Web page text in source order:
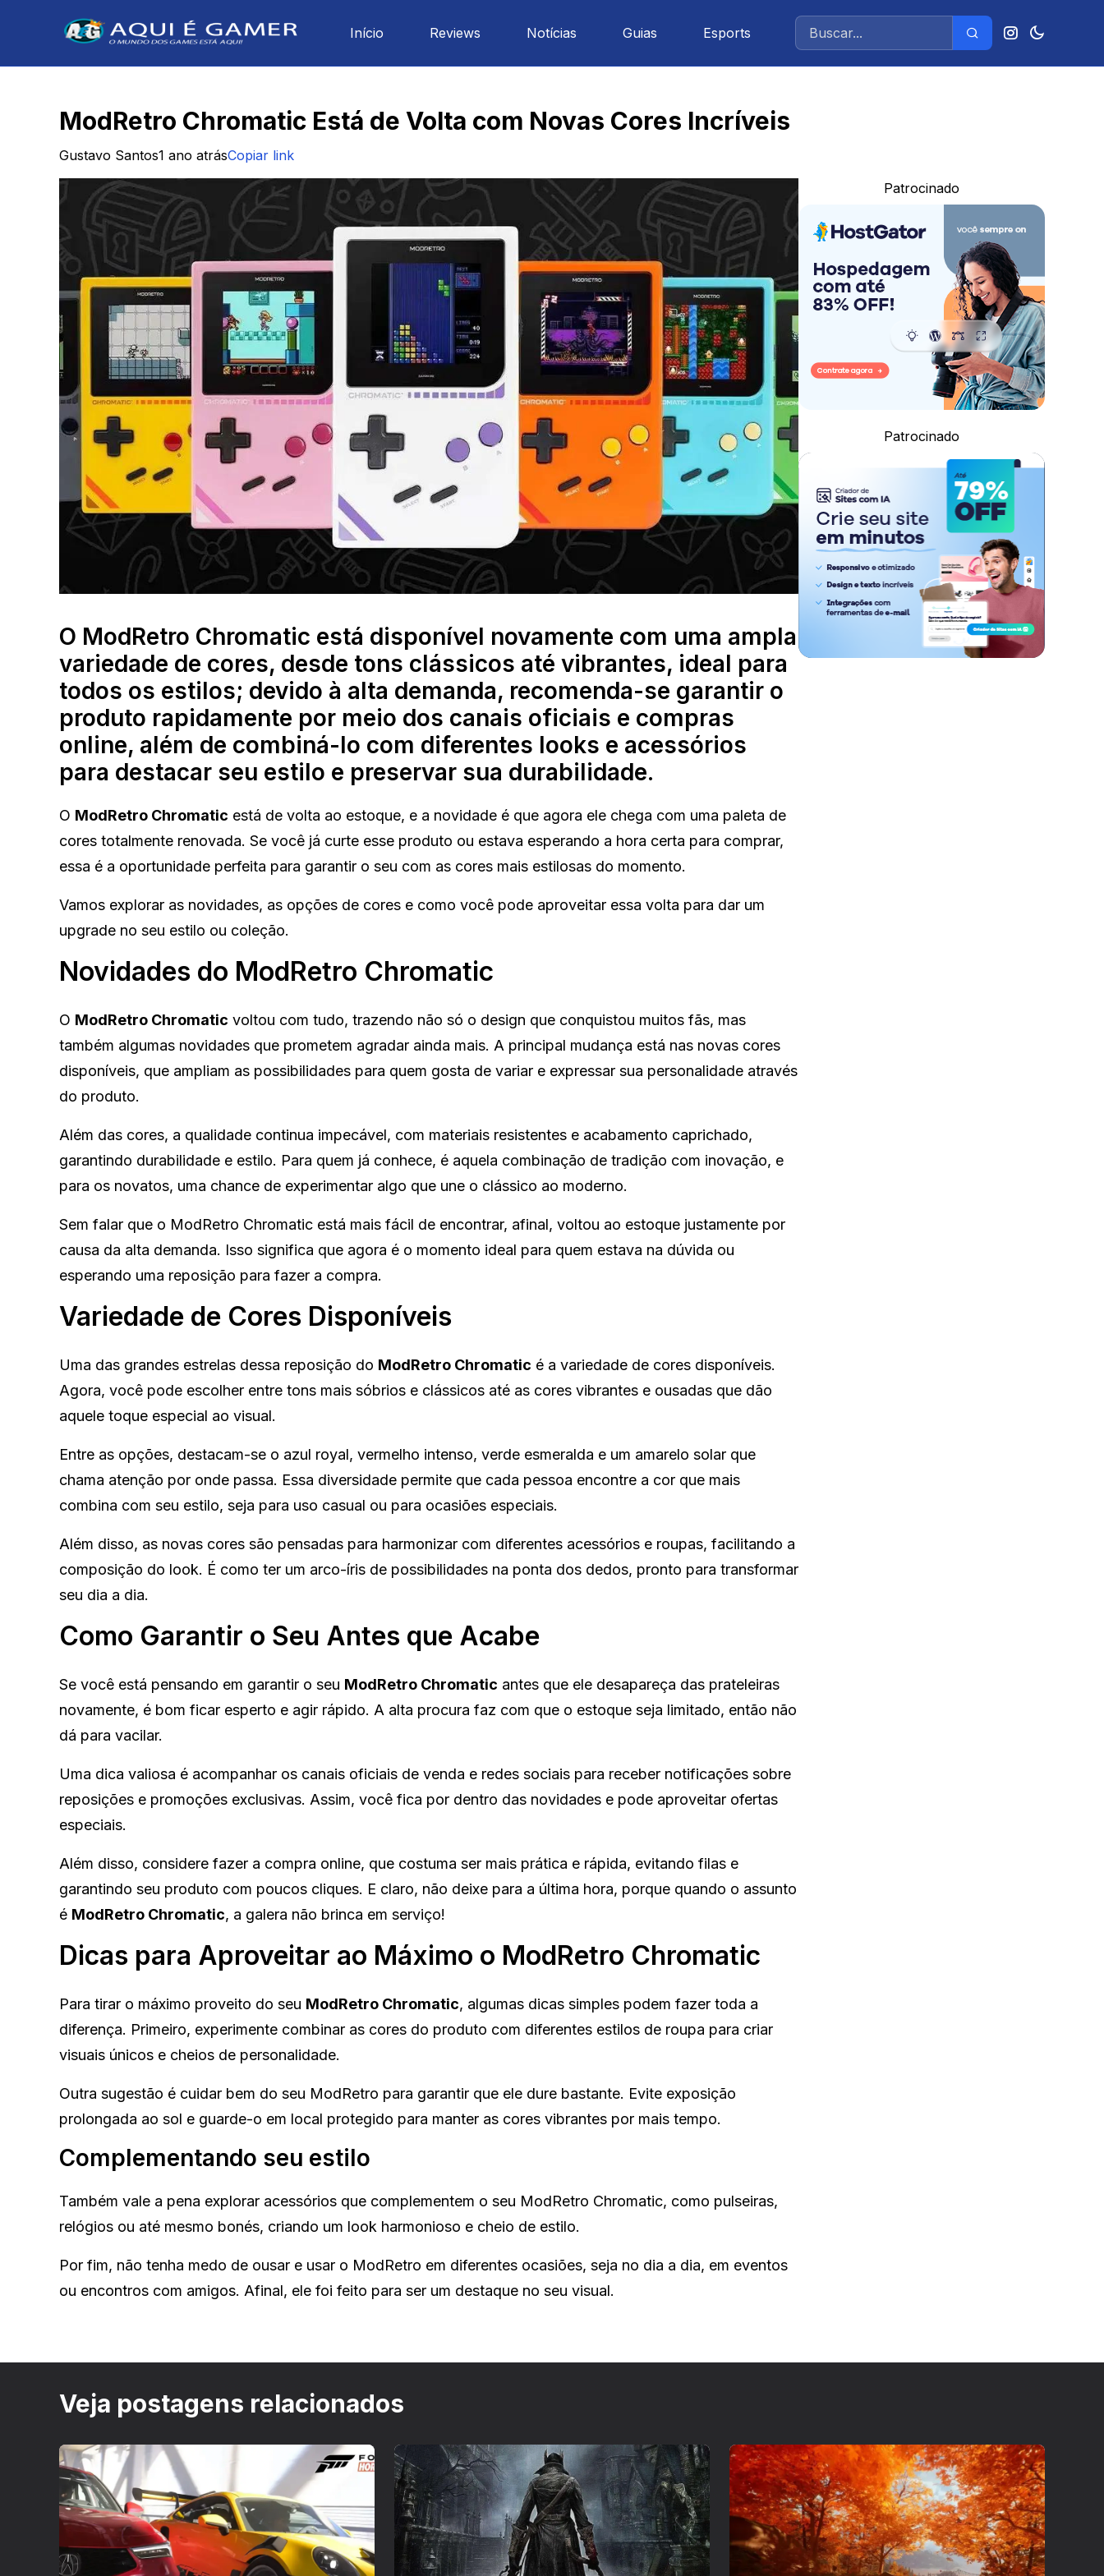
Início Reviews Notícias Guias Esports
ModRetro Chromatic Está de Volta com Novas Cores Incríveis
Gustavo Santos1 ano atrásCopiar link
O ModRetro Chromatic está disponível novamente com uma ampla
variedade de cores, desde tons clássicos até vibrantes, ideal para
todos os estilos; devido à alta demanda, recomenda-se garantir o
produto rapidamente por meio dos canais oficiais e compras
online, além de combiná-lo com diferentes looks e acessórios
para destacar seu estilo e preservar sua durabilidade.
O ModRetro Chromatic está de volta ao estoque, e a novidade é que agora ele chega com uma paleta de
cores totalmente renovada. Se você já curte esse produto ou estava esperando a hora certa para comprar,
essa é a oportunidade perfeita para garantir o seu com as cores mais estilosas do momento.
Vamos explorar as novidades, as opções de cores e como você pode aproveitar essa volta para dar um
upgrade no seu estilo ou coleção.
Novidades do ModRetro Chromatic
O ModRetro Chromatic voltou com tudo, trazendo não só o design que conquistou muitos fãs, mas
também algumas novidades que prometem agradar ainda mais. A principal mudança está nas novas cores
disponíveis, que ampliam as possibilidades para quem gosta de variar e expressar sua personalidade através
do produto.
Além das cores, a qualidade continua impecável, com materiais resistentes e acabamento caprichado,
garantindo durabilidade e estilo. Para quem já conhece, é aquela combinação de tradição com inovação, e
para os novatos, uma chance de experimentar algo que une o clássico ao moderno.
Sem falar que o ModRetro Chromatic está mais fácil de encontrar, afinal, voltou ao estoque justamente por
causa da alta demanda. Isso significa que agora é o momento ideal para quem estava na dúvida ou
esperando uma reposição para fazer a compra.
Variedade de Cores Disponíveis
Uma das grandes estrelas dessa reposição do ModRetro Chromatic é a variedade de cores disponíveis.
Agora, você pode escolher entre tons mais sóbrios e clássicos até as cores vibrantes e ousadas que dão
aquele toque especial ao visual.
Entre as opções, destacam-se o azul royal, vermelho intenso, verde esmeralda e um amarelo solar que
chama atenção por onde passa. Essa diversidade permite que cada pessoa encontre a cor que mais
combina com seu estilo, seja para uso casual ou para ocasiões especiais.
Além disso, as novas cores são pensadas para harmonizar com diferentes acessórios e roupas, facilitando a
composição do look. É como ter um arco-íris de possibilidades na ponta dos dedos, pronto para transformar
seu dia a dia.
Como Garantir o Seu Antes que Acabe
Se você está pensando em garantir o seu ModRetro Chromatic antes que ele desapareça das prateleiras
novamente, é bom ficar esperto e agir rápido. A alta procura faz com que o estoque seja limitado, então não
dá para vacilar.
Uma dica valiosa é acompanhar os canais oficiais de venda e redes sociais para receber notificações sobre
reposições e promoções exclusivas. Assim, você fica por dentro das novidades e pode aproveitar ofertas
especiais.
Além disso, considere fazer a compra online, que costuma ser mais prática e rápida, evitando filas e
garantindo seu produto com poucos cliques. E claro, não deixe para a última hora, porque quando o assunto
é ModRetro Chromatic, a galera não brinca em serviço!
Dicas para Aproveitar ao Máximo o ModRetro Chromatic
Para tirar o máximo proveito do seu ModRetro Chromatic, algumas dicas simples podem fazer toda a
diferença. Primeiro, experimente combinar as cores do produto com diferentes estilos de roupa para criar
visuais únicos e cheios de personalidade.
Outra sugestão é cuidar bem do seu ModRetro para garantir que ele dure bastante. Evite exposição
prolongada ao sol e guarde-o em local protegido para manter as cores vibrantes por mais tempo.
Complementando seu estilo
Também vale a pena explorar acessórios que complementem o seu ModRetro Chromatic, como pulseiras,
relógios ou até mesmo bonés, criando um look harmonioso e cheio de estilo.
Por fim, não tenha medo de ousar e usar o ModRetro em diferentes ocasiões, seja no dia a dia, em eventos
ou encontros com amigos. Afinal, ele foi feito para ser um destaque no seu visual.
Patrocinado
Patrocinado
Veja postagens relacionados